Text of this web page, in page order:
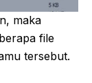
maka
file
tersebut.